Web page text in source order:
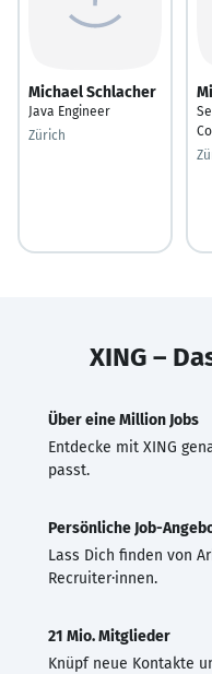
Michael Schlacher
Java Engineer
Zürich
XING –
Über eine Million Jobs
Entdecke mit XING
passt.
Persönliche Job-
Lass Dich finden von
Recruiter·innen.
21 Mio. Mitglieder
Knüpf neue Kontakte